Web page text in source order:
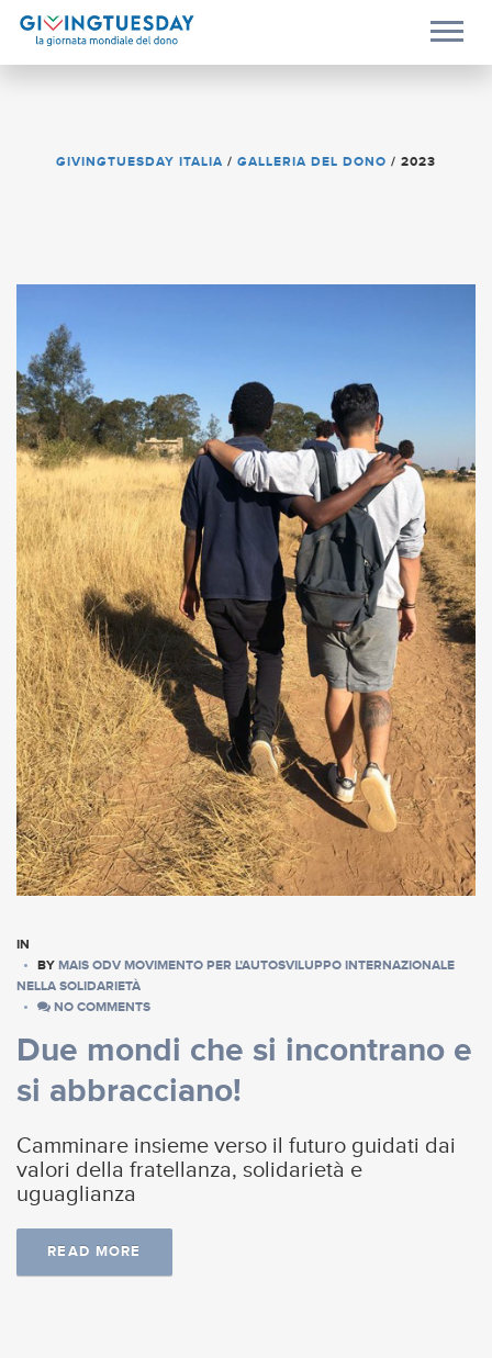
GIVINGTUESDAY ITALIA / GALLERIA DEL DONO / 2023
IN
BY MAIS ODV MOVIMENTO PER L’AUTOSVILUPPO INTERNAZIONALE
NELLA SOLIDARIETÀ
NO COMMENTS
Due mondi che si incontrano e
si abbracciano!
Camminare insieme verso il futuro guidati dai
valori della fratellanza, solidarietà e
uguaglianza
READ MORE